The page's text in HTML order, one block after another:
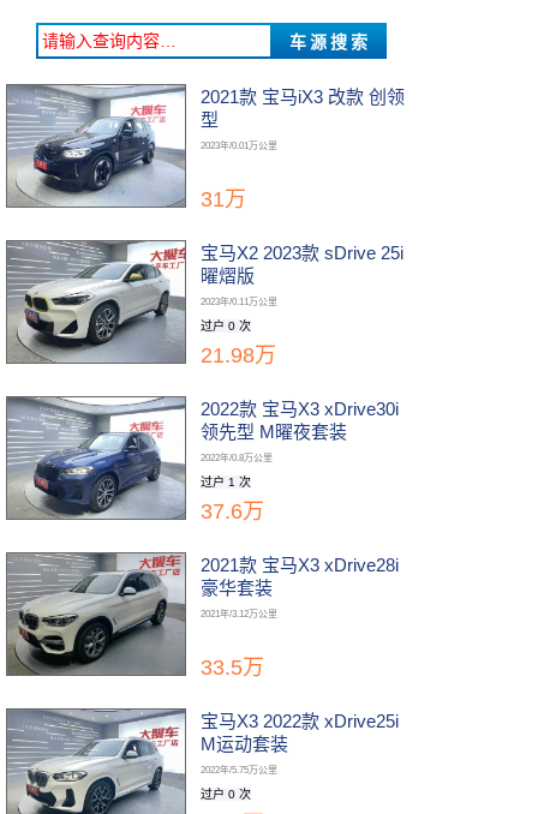
2021款 宝马iX3 改款 创领
型
2023年/0.01万公里
31万
宝马X2 2023款 sDrive 25i
曜熠版
2023年/0.11万公里
过户 0 次
21.98万
2022款 宝马X3 xDrive30i
领先型 M曜夜套装
2022年/0.8万公里
过户 1 次
37.6万
2021款 宝马X3 xDrive28i
豪华套装
2021年/3.12万公里
33.5万
宝马X3 2022款 xDrive25i
M运动套装
2022年/5.75万公里
过户 0 次